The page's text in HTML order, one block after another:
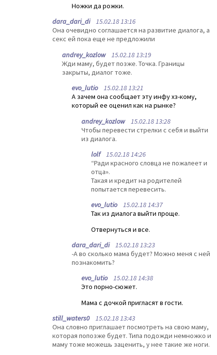
Ножки да рожки.
dara_dari_di15.02.18 13:16
Она очевидно соглашается на развитие диалога, а
секс ей пока еще не предложили
andrey_kozlow15.02.18 13:19
Жди маму, будет позже. Точка. Границы
закрыты, диалог тоже.
evo_lutio15.02.18 13:21
А зачем она сообщает эту инфу хз-кому,
который ее оценил как на рынке?
andrey_kozlow15.02.18 13:28
Чтобы перевести стрелки с себя и выйти
из диалога.
lolf15.02.18 14:26
“Ради красного словца не пожалеет и
отца».
Такая и кредит на родителей
попытается перевесить.
evo_lutio15.02.18 14:37
Так из диалога выйти проще.
Отвернуться и все.
dara_dari_di15.02.18 13:23
-А во сколько мама будет? Можно меня с ней
познакомить?
evo_lutio15.02.18 14:38
Это порно-сюжет.
Мама с дочкой пригласят в гости.
still_waters015.02.18 13:43
Она словно приглашает посмотреть на свою маму,
которая попозже будет. Типа подожди немножко и
маму тоже можешь заценить, у нее такие же ноги.